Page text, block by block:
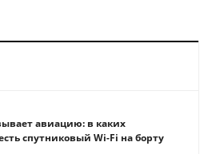
авиацию: в каких
спутниковый Wi-Fi на борту